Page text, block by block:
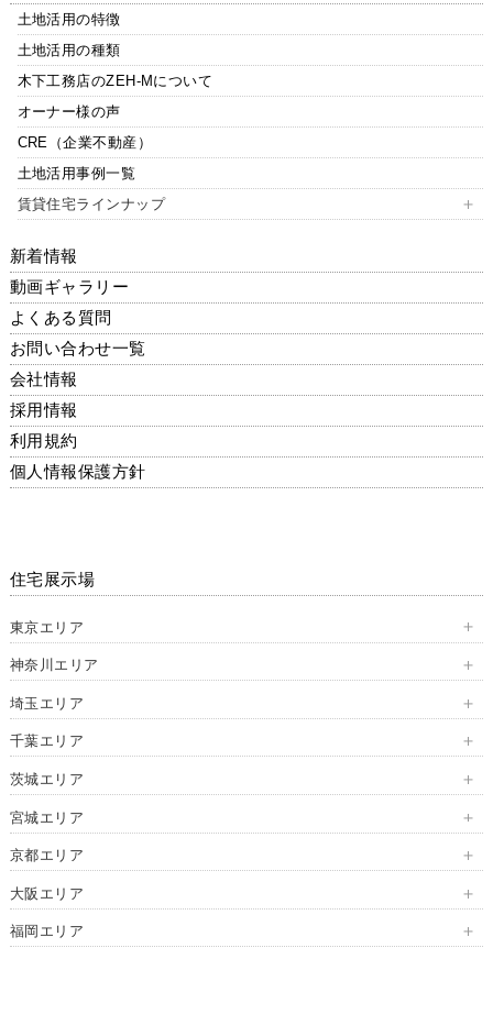
Liberte
LEGĀTO Ⅲ
三階建住宅
耐久の家
シンプルな平屋
断熱の家
ビルトインガレージの家
自由な箱の家
土地活用の特徴
土地活用の種類
木下工務店のZEH-Mについて
オーナー様の声
CRE（企業不動産）
土地活用事例一覧
賃貸住宅ラインナップ
デュラカーサ
デュラカーサ・ルシア
デュラカーサ・セーヌ
リコルテ
エスパース
アンプルール・リーブル
アムール
新着情報
動画ギャラリー
よくある質問
お問い合わせ一覧
会社情報
採用情報
利用規約
個人情報保護方針
住宅展示場
東京エリア
新大久保展示場
石神井展示場
立川展示場
三鷹展示場
加平展示場
八王子展示場
池袋展示場
江戸川展示場
神奈川エリア
藤沢展示場
港北インター展示場
横浜展示場
古淵展示場
厚木展示場
埼玉エリア
さいたま展示場
久喜展示場
川口・鳩ヶ谷展示場
千葉エリア
幕張展示場
市川展示場
かしわ沼南展示場
茨城エリア
つくば展示場
宮城エリア
長町展示場
利府展示場
泉展示場
京都エリア
京都四条展示場
大阪エリア
中百舌鳥展示場
福岡エリア